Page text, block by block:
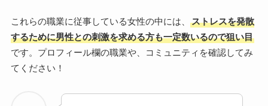
これらの職業に従事している女性の中には、
ストレスを発散
するために男性との刺激を求める方も一定数いるので狙い目
です。プロフィール欄の職業や、コミュニティを確認してみ
てください！